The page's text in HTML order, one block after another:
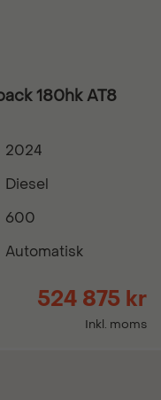
180hk AT8
2024
Diesel
600
Automatisk
524 875 kr
Inkl. moms